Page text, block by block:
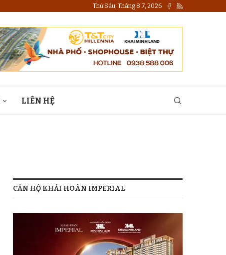
Thứ Sáu, Tháng 8 7, 2026
LIÊN HỆ
CĂN HỘ KHẢI HOÀN IMPERIAL